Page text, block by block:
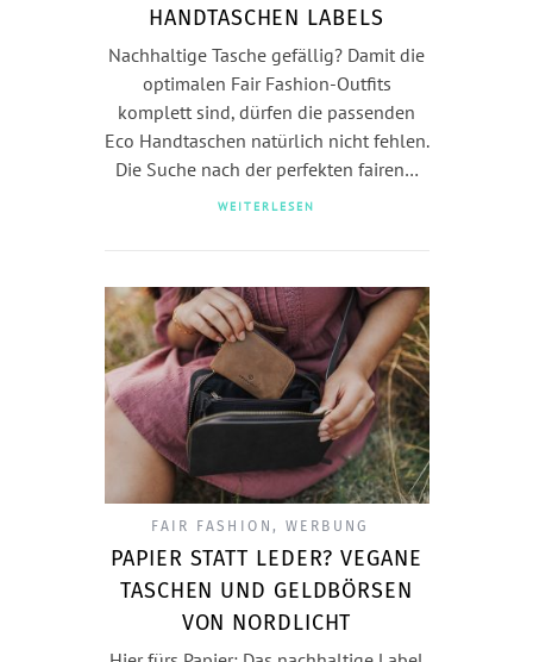
HANDTASCHEN LABELS
Nachhaltige Tasche gefällig? Damit die
optimalen Fair Fashion-Outfits
komplett sind, dürfen die passenden
Eco Handtaschen natürlich nicht fehlen.
Die Suche nach der perfekten fairen…
WEITERLESEN
FAIR FASHION, WERBUNG
PAPIER STATT LEDER? VEGANE
TASCHEN UND GELDBÖRSEN
VON NORDLICHT